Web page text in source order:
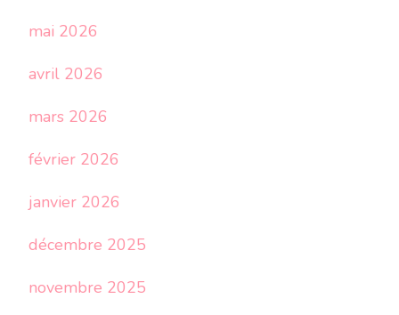
mai 2026
avril 2026
mars 2026
février 2026
janvier 2026
décembre 2025
novembre 2025